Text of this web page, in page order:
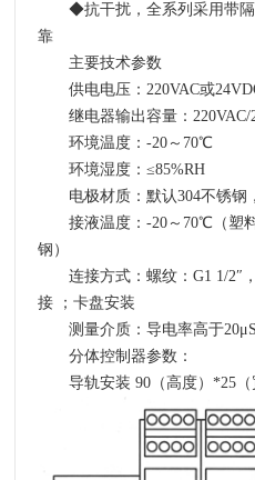
◆抗干扰，全系列采用带
靠
主要技术参数
供电电压：220VAC或
继电器输出容量：
环境温度：-20～70℃
环境湿度：≤85%RH
电极材质：默认304不锈钢
接液温度：-20～70℃（塑
钢）
连接方式：螺纹：G1 1/2″
接 ；卡盘安装
测量介质：导电率高于
分体控制器参数：
导轨安装 90 （高度）*25